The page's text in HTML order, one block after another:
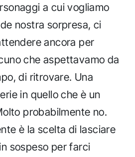
a cui vogliamo
nostra sorpresa, ci
ancora per
che aspettavamo da
di ritrovare. Una
in quello che è un
probabilmente no.
è la scelta di lasciare
sospeso per farci